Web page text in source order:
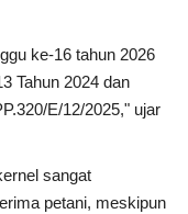
ke-16 tahun 2026
Tahun 2024 dan
E/12/2025," ujar
sangat
petani, meskipun